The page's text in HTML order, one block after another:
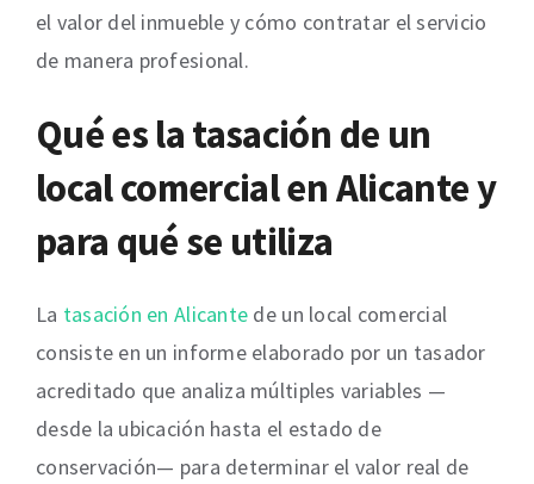
el valor del inmueble y cómo contratar el servicio
de manera profesional.
Qué es la tasación de un
local comercial en Alicante y
para qué se utiliza
La tasación en Alicante de un local comercial
consiste en un informe elaborado por un tasador
acreditado que analiza múltiples variables —
desde la ubicación hasta el estado de
conservación— para determinar el valor real de